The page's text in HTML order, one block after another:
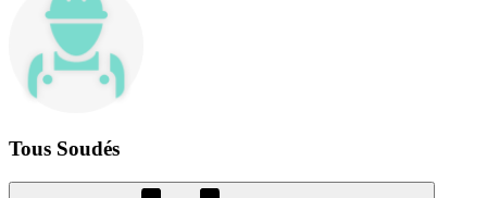
Tous Soudés